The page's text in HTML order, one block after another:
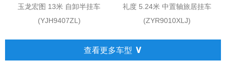
玉龙宏图 13米 自卸半挂车
(YJH9407ZL)
礼度 5.24米 中置轴旅居挂车
(ZYR9010XLJ)
查看更多车型 ∨